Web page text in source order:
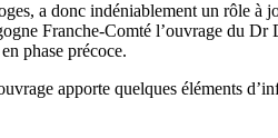
a donc indéniablement un rôle à
Franche-Comté l’ouvrage du
phase précoce.
apporte quelques éléments